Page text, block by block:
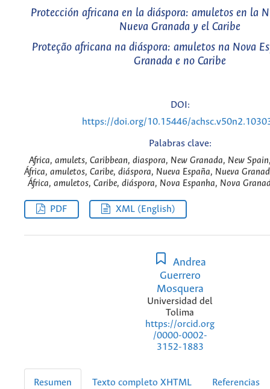
Protección africana en la diáspora: amuletos en la
Nueva Granada y el Caribe
Proteção africana na diáspora: amuletos na Nova
Granada e no Caribe
DOI:
https://doi.org/10.15446/
Palabras clave:
Africa, amulets, Caribbean, diaspora, New Granada, New
África, amuletos, Caribe, diáspora, Nueva España, Nueva
África, amuletos, Caribe, diáspora, Nova Espanha, Nova
PDF XML (English)
Andrea
Guerrero
Mosquera
Universidad del
Tolima
https://orcid.org
/0000-0002-
3152-1883
Resumen Texto completo XHTML Referencias